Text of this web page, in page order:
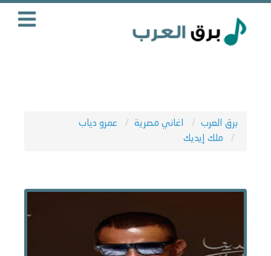
برق العرب اغاني مصرية
عمرو دياب
ملك إيديك